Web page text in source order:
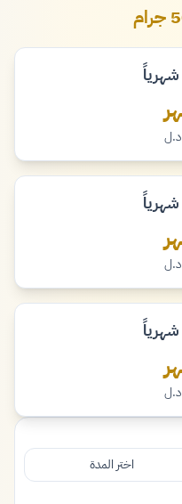
شهرياً
دينار
د.ل
شهرياً
دينار
د.ل
شهرياً
دينار
د.ل
اختر المدة